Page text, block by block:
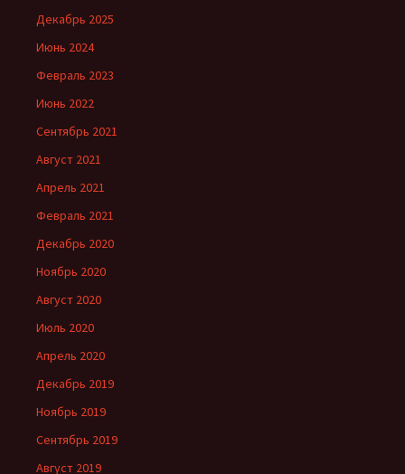
Декабрь 2025
Июнь 2024
Февраль 2023
Июнь 2022
Сентябрь 2021
Август 2021
Апрель 2021
Февраль 2021
Декабрь 2020
Ноябрь 2020
Август 2020
Июль 2020
Апрель 2020
Декабрь 2019
Ноябрь 2019
Сентябрь 2019
Август 2019